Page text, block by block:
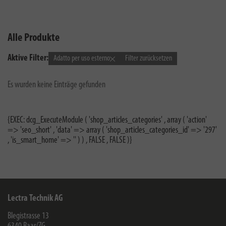
Alle Produkte
Aktive Filter: Adatto per uso esterno Filter zurücksetzen
Es wurden keine Einträge gefunden
{EXEC: dcg_ExecuteModule ( 'shop_articles_categories' , array ( 'action'
=> 'seo_short' , 'data' => array ( 'shop_articles_categories_id' => '297'
, 'is_smart_home' => '' ) ) , FALSE , FALSE )}
Lectra Technik AG
Blegistrasse 13